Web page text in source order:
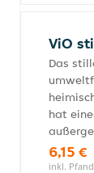
ViO
Das
hat
6,15 €
inkl.